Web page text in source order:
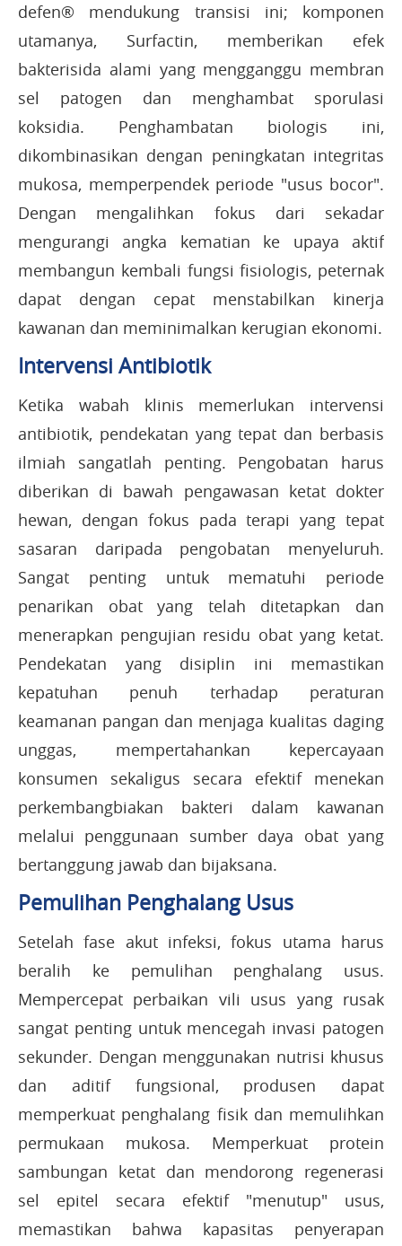
defen® mendukung transisi ini; komponen
utamanya, Surfactin, memberikan efek
bakterisida alami yang mengganggu membran
sel patogen dan menghambat sporulasi
koksidia. Penghambatan biologis ini,
dikombinasikan dengan peningkatan integritas
mukosa, memperpendek periode "usus bocor".
Dengan mengalihkan fokus dari sekadar
mengurangi angka kematian ke upaya aktif
membangun kembali fungsi fisiologis, peternak
dapat dengan cepat menstabilkan kinerja
kawanan dan meminimalkan kerugian ekonomi.
Intervensi Antibiotik
Ketika wabah klinis memerlukan intervensi
antibiotik, pendekatan yang tepat dan berbasis
ilmiah sangatlah penting. Pengobatan harus
diberikan di bawah pengawasan ketat dokter
hewan, dengan fokus pada terapi yang tepat
sasaran daripada pengobatan menyeluruh.
Sangat penting untuk mematuhi periode
penarikan obat yang telah ditetapkan dan
menerapkan pengujian residu obat yang ketat.
Pendekatan yang disiplin ini memastikan
kepatuhan penuh terhadap peraturan
keamanan pangan dan menjaga kualitas daging
unggas, mempertahankan kepercayaan
konsumen sekaligus secara efektif menekan
perkembangbiakan bakteri dalam kawanan
melalui penggunaan sumber daya obat yang
bertanggung jawab dan bijaksana.
Pemulihan Penghalang Usus
Setelah fase akut infeksi, fokus utama harus
beralih ke pemulihan penghalang usus.
Mempercepat perbaikan vili usus yang rusak
sangat penting untuk mencegah invasi patogen
sekunder. Dengan menggunakan nutrisi khusus
dan aditif fungsional, produsen dapat
memperkuat penghalang fisik dan memulihkan
permukaan mukosa. Memperkuat protein
sambungan ketat dan mendorong regenerasi
sel epitel secara efektif "menutup" usus,
memastikan bahwa kapasitas penyerapan